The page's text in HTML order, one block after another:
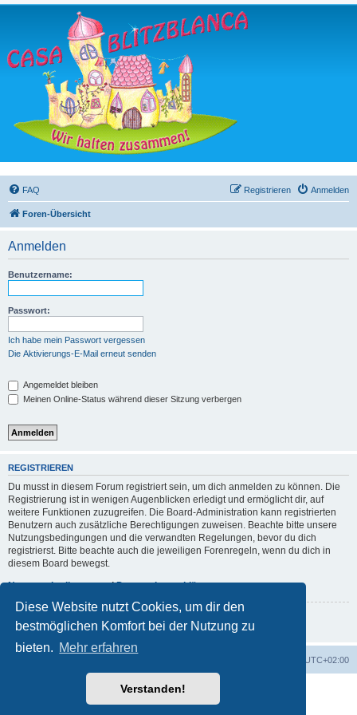
Diese Website nutzt Cookies, um dir den
bestmöglichen Komfort bei der Nutzung zu
bieten. Mehr erfahren
Verstanden!
FAQ Anmelden
Registrieren
Foren-Übersicht
Anmelden
Benutzername:
Passwort:
Ich habe mein Passwort vergessen
Die Aktivierungs-E-Mail erneut senden
Angemeldet bleiben
Meinen Online-Status während dieser Sitzung verbergen
REGISTRIEREN
Du musst in diesem Forum registriert sein, um dich anmelden zu können. Die
Registrierung ist in wenigen Augenblicken erledigt und ermöglicht dir, auf
weitere Funktionen zuzugreifen. Die Board-Administration kann registrierten
Benutzern auch zusätzliche Berechtigungen zuweisen. Beachte bitte unsere
Nutzungsbedingungen und die verwandten Regelungen, bevor du dich
registrierst. Bitte beachte auch die jeweiligen Forenregeln, wenn du dich in
diesem Board bewegst.
Nutzungsbedingungen|Datenschutzerklärung
Registrieren
UTC+02:00
Powered byphpBB® Forum Software © phpBB Limited
phpBB.de